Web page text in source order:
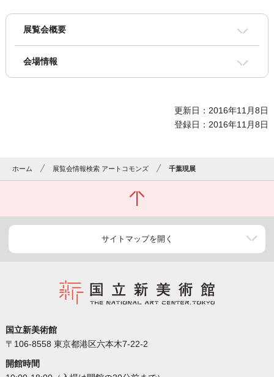
展覧会概要
会場情報
更新日：2016年11月8日
登録日：2016年11月8日
ホーム 展覧会情報検索 アートコモンズ 千葉現展
サイトマップを開く
国立新美術館
〒106-8558 東京都港区六本木7-22-2
開館時間